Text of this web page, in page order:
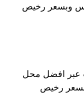
وبسعر رخيص
عبر افضل محل
رخيص